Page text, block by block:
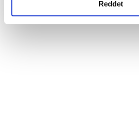
okumak ve sitemizi ziyaretiniz
Reddet